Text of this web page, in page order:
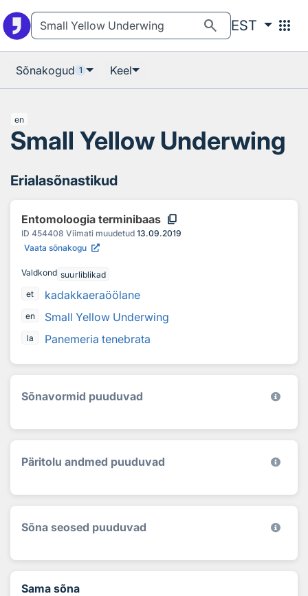
search EST apps
Sõnakogud 1 Keel
en
Small Yellow Underwing
Erialasõnastikud
Entomoloogia terminibaas content_copy
ID 454408 Viimati muudetud 13.09.2019
Vaata sõnakogu
Valdkond suurliblikad
et
kadakkaeraöölane
en Small Yellow Underwing
la Panemeria tenebrata
Sõnavormid puuduvad
Päritolu andmed puuduvad
Sõna seosed puuduvad
Sama sõna